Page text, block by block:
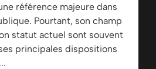
référence majeure dans
Pourtant, son champ
statut actuel sont souvent
principales dispositions